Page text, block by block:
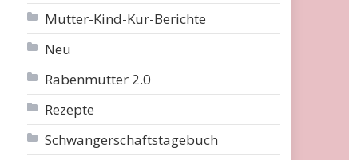
Mutter-Kind-Kur-Berichte
Neu
Rabenmutter 2.0
Rezepte
Schwangerschaftstagebuch